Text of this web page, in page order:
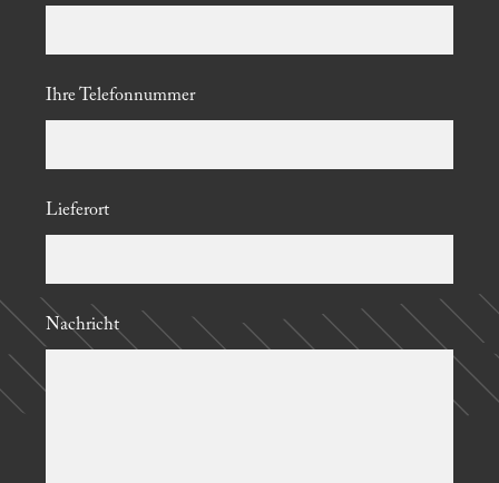
Ihre Telefonnummer
Lieferort
Nachricht